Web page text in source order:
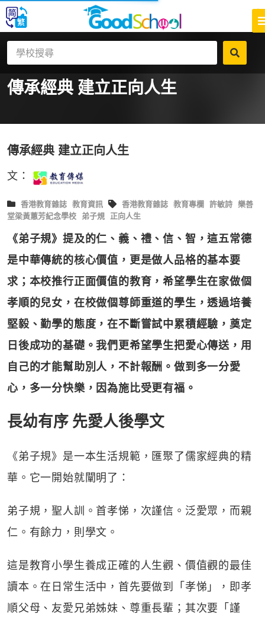
傳承經典 建立正向人生
傳承經典 建立正向人生
文：
香港教育雜誌 教育資訊 香港教育雜誌 教育專欄 許敏詩 樂善
堂梁黃蕙芳紀念學校 弟子規 正向人生
《弟子規》提及的仁、義、禮、信、智，這五常德
是中華傳統的核心價值，更是做人品格的基本要
求；本校推行正面價值的教育，希望學生在家做個
孝順的兒女，在校做個尊師重道的學生，透過培養
堅毅、勤學的態度，在不斷嘗試中累積經驗，奠定
日後成功的基礎。我們更希望學生把愛心傳送，用
自己的才能幫助別人，不計報酬。做到多一分愛
心，多一分快樂，因為施比受更有福。
長幼有序 先愛人後學文
《弟子規》是一本生活規範，匯聚了儒家經典的精
華。它一開始就闡明了：
弟子規，聖人訓。首孝悌，次謹信。泛愛眾，而親
仁。有餘力，則學文。
這是教育小學生養成正確的人生觀、價值觀的最佳
讀本。在日常生活中，首先要做到「孝悌」，即孝
順父母、友愛兄弟姊妹、尊重長輩；其次要「謹